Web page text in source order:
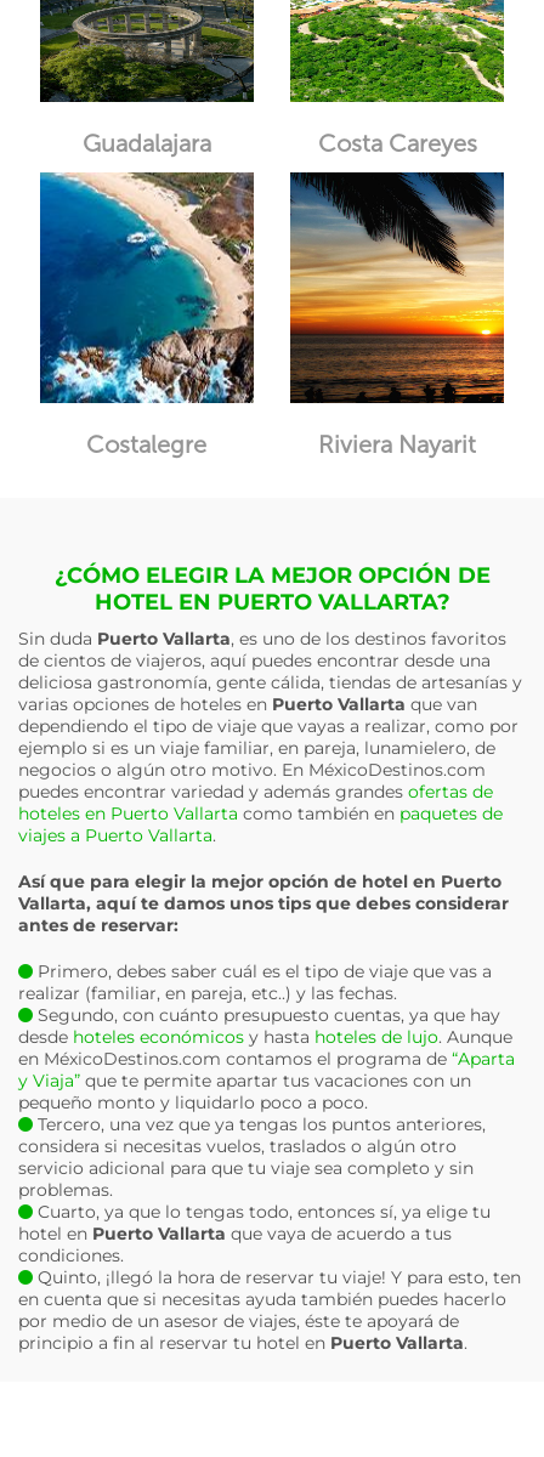
Guadalajara Costa Careyes
Costalegre Riviera Nayarit
¿CÓMO ELEGIR LA MEJOR OPCIÓN DE
HOTEL EN PUERTO VALLARTA?
Sin duda Puerto Vallarta, es uno de los destinos favoritos
de cientos de viajeros, aquí puedes encontrar desde una
deliciosa gastronomía, gente cálida, tiendas de artesanías y
varias opciones de hoteles en Puerto Vallarta que van
dependiendo el tipo de viaje que vayas a realizar, como por
ejemplo si es un viaje familiar, en pareja, lunamielero, de
negocios o algún otro motivo. En MéxicoDestinos.com
puedes encontrar variedad y además grandes ofertas de
hoteles en Puerto Vallarta como también en paquetes de
viajes a Puerto Vallarta.
Así que para elegir la mejor opción de hotel en Puerto
Vallarta, aquí te damos unos tips que debes considerar
antes de reservar:
Primero, debes saber cuál es el tipo de viaje que vas a
realizar (familiar, en pareja, etc..) y las fechas.
Segundo, con cuánto presupuesto cuentas, ya que hay
desde hoteles económicos y hasta hoteles de lujo. Aunque
en MéxicoDestinos.com contamos el programa de “Aparta
y Viaja” que te permite apartar tus vacaciones con un
pequeño monto y liquidarlo poco a poco.
Tercero, una vez que ya tengas los puntos anteriores,
considera si necesitas vuelos, traslados o algún otro
servicio adicional para que tu viaje sea completo y sin
problemas.
Cuarto, ya que lo tengas todo, entonces sí, ya elige tu
hotel en Puerto Vallarta que vaya de acuerdo a tus
condiciones.
Quinto, ¡llegó la hora de reservar tu viaje! Y para esto, ten
en cuenta que si necesitas ayuda también puedes hacerlo
por medio de un asesor de viajes, éste te apoyará de
principio a fin al reservar tu hotel en Puerto Vallarta.